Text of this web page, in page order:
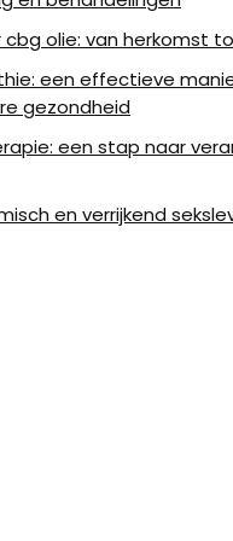
cbg olie: van herkomst
een effectieve
gezondheid
een stap naar
en verrijkend